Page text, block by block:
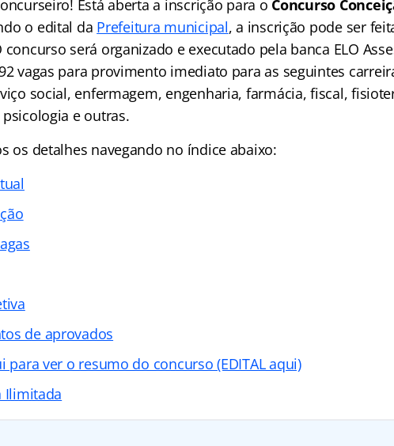
Está aberta a inscrição para o Concurso
o edital da Prefeitura municipal, a inscrição pode ser
concurso será organizado e executado pela banca ELO
vagas para provimento imediato para as seguintes
social, enfermagem, engenharia, farmácia, fiscal,
psicologia e outras.
os detalhes navegando no índice abaixo:
de aprovados
para ver o resumo do concurso (EDITAL aqui)
Ilimitada